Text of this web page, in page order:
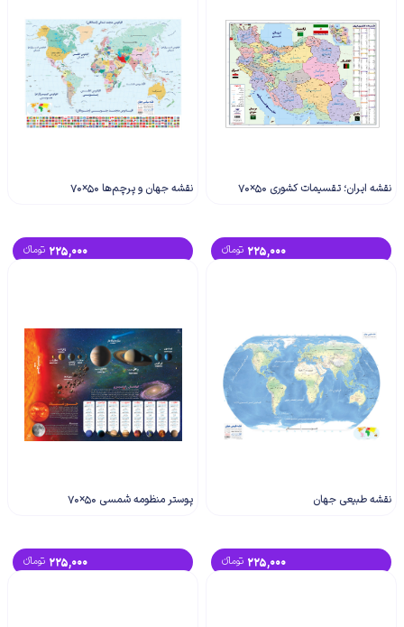
نقشه ایران؛ تقسیمات کشوری 50×70
225,000 تومانء
نقشه جهان و پرچم‌ها 50×70
225,000 تومانء
نقشه طبیعی جهان
225,000 تومانء
پوستر منظومه شمسی 50×70
225,000 تومانء